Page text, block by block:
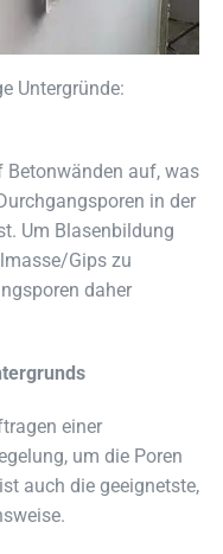
Untergründe:
Betonwänden auf, was
in der
Um Blasenbildung
Gips zu
daher
einer
um die Poren
auch die geeignetste,